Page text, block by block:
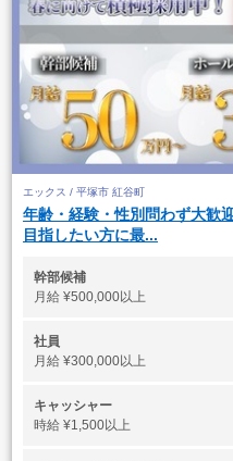
エックス / 平塚市 紅谷町
年齢・経験・性別問わず大歓
目指したい方に最...
幹部候補
月給 ¥500,000以上
社員
月給 ¥300,000以上
キャッシャー
時給 ¥1,500以上